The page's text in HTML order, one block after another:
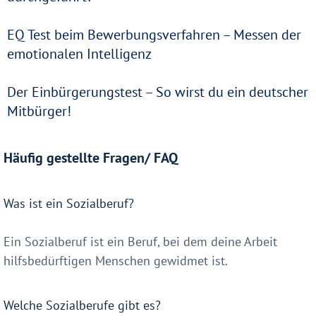
EQ Test beim Bewerbungsverfahren – Messen der
emotionalen Intelligenz
Der Einbürgerungstest – So wirst du ein deutscher
Mitbürger!
Häufig gestellte Fragen/ FAQ
Was ist ein Sozialberuf?
Ein Sozialberuf ist ein Beruf, bei dem deine Arbeit
hilfsbedürftigen Menschen gewidmet ist.
Welche Sozialberufe gibt es?